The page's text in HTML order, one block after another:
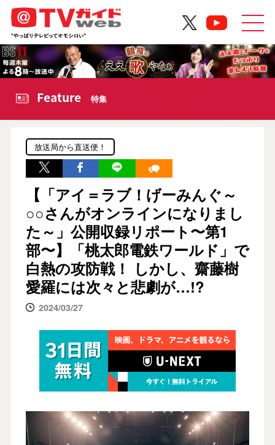
Feature 特集
放送局から直送便！
【「アイ＝ラブ！げーみんぐ～
○○さんがオンラインになりまし
た～」公開収録リポート〜第1
部〜】「桃太郎電鉄ワールド」で
白熱の攻防戦！ しかし、齋藤樹
愛羅には次々と悲劇が…!?
2024/03/27